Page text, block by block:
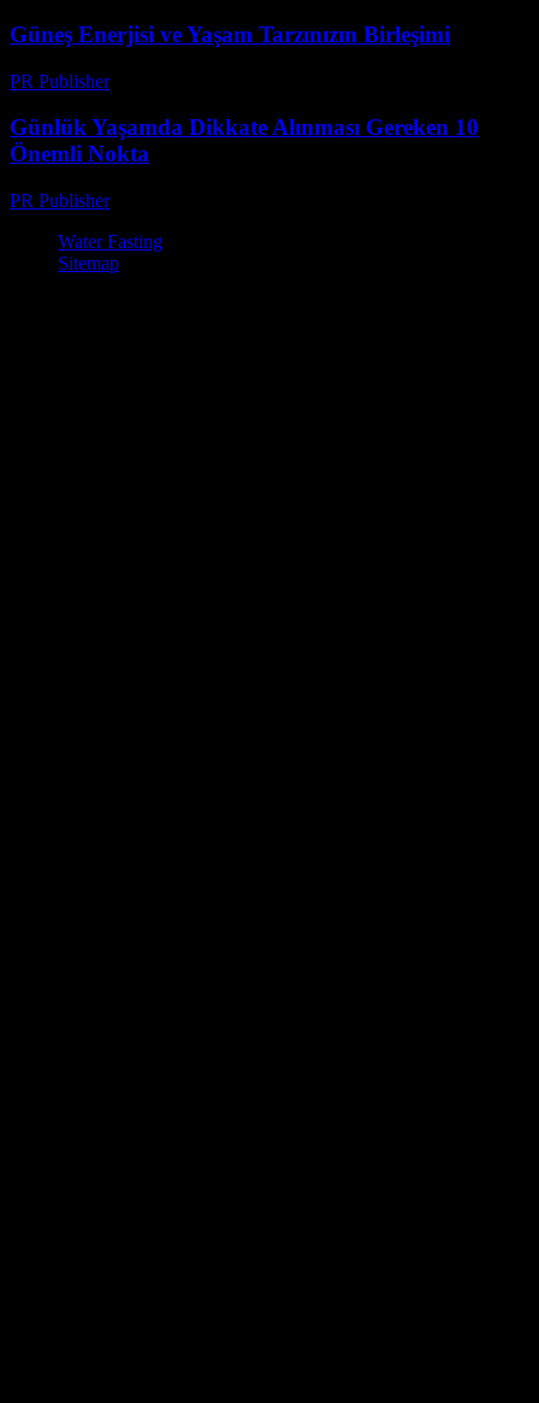
Güneş Enerjisi ve Yaşam Tarzınızın Birleşimi
PR Publisher-
Günlük Yaşamda Dikkate Alınması Gereken 10
Önemli Nokta
PR Publisher-
Water Fasting
Sitemap